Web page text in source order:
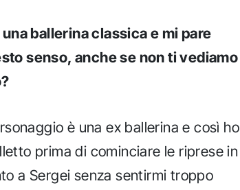
ballerina classica e mi pare
senso, anche se non ti vediamo
è una ex ballerina e così ho
prima di cominciare le riprese in
a Sergei senza sentirmi troppo